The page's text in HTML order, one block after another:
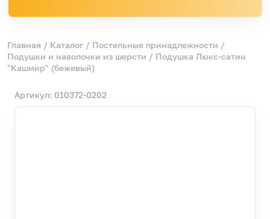
Главная / Каталог / Постельные принадлежности /
Подушки и наволочки из шерсти / Подушка Люкс-сатин
"Кашмир" (бежевый)
Артикул: 010372-0202